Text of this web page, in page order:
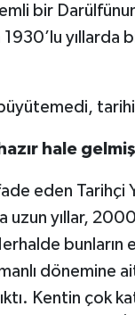
bir
yıllarda
hale
eden Tarihçi
uzun yıllar,
bunların
dönemine
Kentin çok